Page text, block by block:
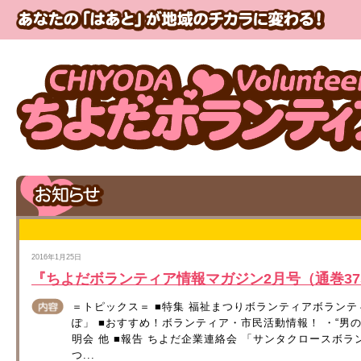
2016年1月25日
『ちよだボランティア情報マガジン2月号（通巻
＝トピックス＝ ■特集 福祉まつりボランティアボラン
ぽ」 ■おすすめ！ボランティア・市民活動情報！ ・“男
明会 他 ■報告 ちよだ企業連絡会 「サンタクロースボ
つ...